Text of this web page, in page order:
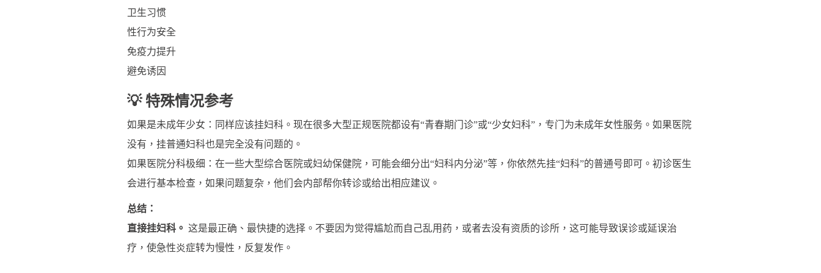
卫生习惯
性行为安全
免疫力提升
避免诱因
💡 特殊情况参考
如果是未成年少女：同样应该挂妇科。现在很多大型正规医院都设有“青春期门诊”或“少女妇科”，专门为未成年女性服务。如果医院
没有，挂普通妇科也是完全没有问题的。
如果医院分科极细：在一些大型综合医院或妇幼保健院，可能会细分出“妇科内分泌”等，你依然先挂“妇科”的普通号即可。初诊医生
会进行基本检查，如果问题复杂，他们会内部帮你转诊或给出相应建议。
总结：
直接挂妇科。 这是最正确、最快捷的选择。不要因为觉得尴尬而自己乱用药，或者去没有资质的诊所，这可能导致误诊或延误治
疗，使急性炎症转为慢性，反复发作。